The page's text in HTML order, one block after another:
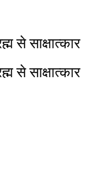
से साक्षात्कार
से साक्षात्कार